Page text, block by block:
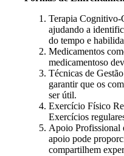
Terapia Cognitivo-
ajudando a
do tempo e
Medicamentos
medicamentoso
Técnicas de
garantir que os
ser útil.
Exercício Físico
Exercícios
Apoio Profissional
apoio pode
compartilhem